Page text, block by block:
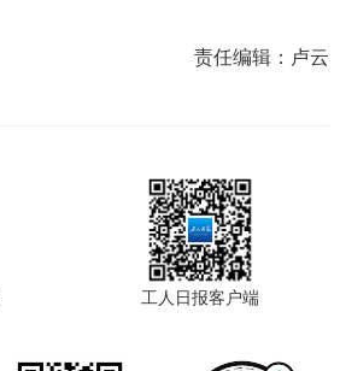
责任编辑： 卢云
工人日报客户端